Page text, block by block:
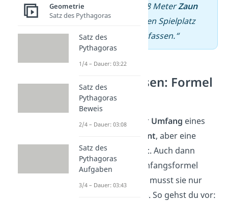
„Es werden 38 MeterZaun
benötigt, um den Spielplatz
komplett einzufassen.“
Sonderwissen: Formel
umstellen
Manchmal ist der Umfang eines
bekannt, aber eine
Seitenlänge
fehlt. Auch dann
kannst du die Umfangsformel
verwenden — du musst sie nur
. So gehst du vor:
Geometrie
Satz des Pythagoras
Satz des
Pythagoras
1/4 – Dauer: 03:22
Satz des
Pythagoras
Beweis
2/4 – Dauer: 03:08
Satz des
Pythagoras
Aufgaben
3/4 – Dauer: 03:43